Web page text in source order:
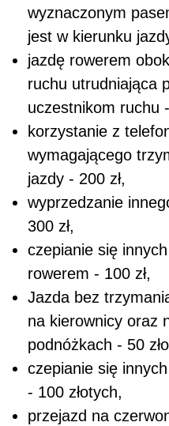
wyznaczonym
jest w kierunku
jazdę rowerem
ruchu utrudniająca
uczestnikom ruchu
korzystanie z
wymagającego
jazdy - 200 zł,
wyprzedzanie
300 zł,
czepianie się
rowerem - 100 zł,
Jazda bez
na kierownicy oraz
podnóżkach - 50
czepianie się
- 100 złotych,
przejazd na